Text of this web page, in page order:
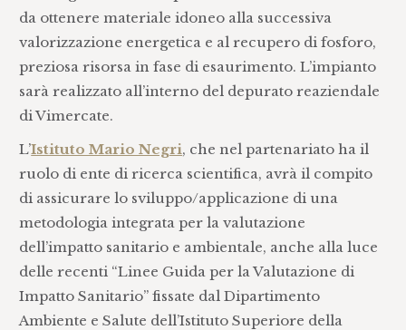
da ottenere materiale idoneo alla successiva
valorizzazione energetica e al recupero di fosforo,
preziosa risorsa in fase di esaurimento. L’impianto
sarà realizzato all’interno del depurato reaziendale
di Vimercate.
L’Istituto Mario Negri, che nel partenariato ha il
ruolo di ente di ricerca scientifica, avrà il compito
di assicurare lo sviluppo/applicazione di una
metodologia integrata per la valutazione
dell’impatto sanitario e ambientale, anche alla luce
delle recenti “Linee Guida per la Valutazione di
Impatto Sanitario” fissate dal Dipartimento
Ambiente e Salute dell’Istituto Superiore della